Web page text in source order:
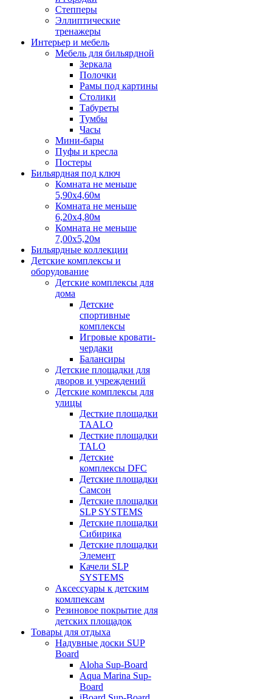
Степперы
Эллиптические
тренажеры
Интерьер и мебель
Мебель для бильярдной
Зеркала
Полочки
Рамы под картины
Столики
Табуреты
Тумбы
Часы
Мини-бары
Пуфы и кресла
Постеры
Бильярдная под ключ
Комната не меньше
5,90х4,60м
Комната не меньше
6,20х4,80м
Комната не меньше
7,00х5,20м
Бильярдные коллекции
Детские комплексы и
оборудование
Детские комплексы для
дома
Детские
спортивные
комплексы
Игровые кровати-
чердаки
Балансиры
Детские площадки для
дворов и учреждений
Детские комплексы для
улицы
Десткие площадки
TAALO
Десткие площадки
TALO
Детские
комплексы DFC
Детские площадки
Самсон
Детские площадки
SLP SYSTEMS
Детские площадки
Сибирика
Детские площадки
Элемент
Качели SLP
SYSTEMS
Аксессуары к детским
комлпексам
Резиновое покрытие для
детских площадок
Товары для отдыха
Надувные доски SUP
Board
Aloha Sup-Board
Aqua Marina Sup-
Board